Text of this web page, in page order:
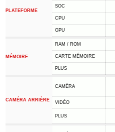
PLATEFORME
SOC
CPU
GPU
MÉMOIRE
RAM / ROM
CARTE MÉMOIRE
PLUS
CAMÉRA ARRIÈRE
CAMÉRA
VIDÉO
PLUS